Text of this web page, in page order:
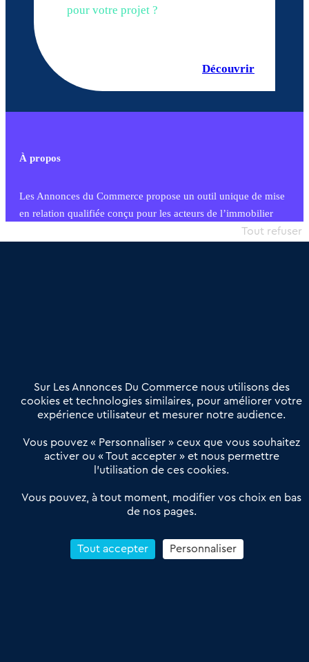
pour votre projet ?
Découvrir
À propos
Les Annonces du Commerce propose un outil unique de mise
en relation qualifiée conçu pour les acteurs de l’immobilier
commercial et les collectivités territoriales, simple et intégrant
Offres Pro
Actualités
Qui sommes nous ?
Derniers articles
Réseau 3C : un partenaire national dédié aux transactions
Petitscommerces : Un partenariat au service du commerce de
proximité et des territoires
Reprendre un Restaurant Rapide
Sur Les Annonces Du Commerce nous utilisons des
cookies et technologies similaires, pour améliorer votre
expérience utilisateur et mesurer notre audience.
Vous pouvez « Personnaliser » ceux que vous souhaitez
activer ou « Tout accepter » et nous permettre
l’utilisation de ces cookies.
Vous pouvez, à tout moment, modifier vos choix en bas
de nos pages.
Tout accepter
Tout refuser
Personnaliser